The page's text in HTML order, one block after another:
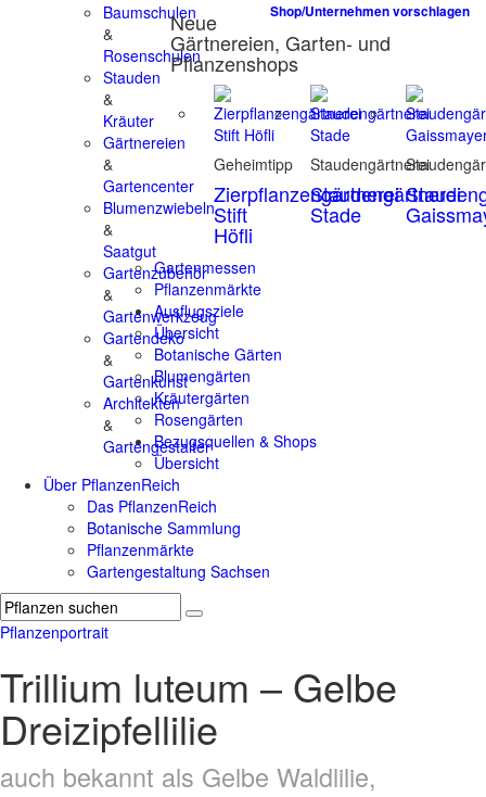
Baumschulen
&
Rosenschulen
Stauden
&
Kräuter
Gärtnereien
&
Gartencenter
Blumenzwiebeln
&
Saatgut
Gartenzubehör
&
Gartenwerkzeug
Gartendeko
&
Gartenkunst
Architekten
&
Gartengestalter
Shop/Unternehmen vorschlagen
Neue
Gärtnereien, Garten- und
Pflanzenshops
Geheimtipp
Zierpflanzengärtnerei
Stift
Höfli
Staudengärtnerei
Staudengärtnerei
Stade
Gartenmessen
Pflanzenmärkte
Ausflugsziele
Übersicht
Botanische Gärten
Blumengärten
Kräutergärten
Rosengärten
Bezugsquellen & Shops
Übersicht
Über PflanzenReich
Das PflanzenReich
Botanische Sammlung
Pflanzenmärkte
Gartengestaltung Sachsen
Pflanzenportrait
Trillium luteum – Gelbe
Dreizipfellilie
auch bekannt als Gelbe Waldlilie,